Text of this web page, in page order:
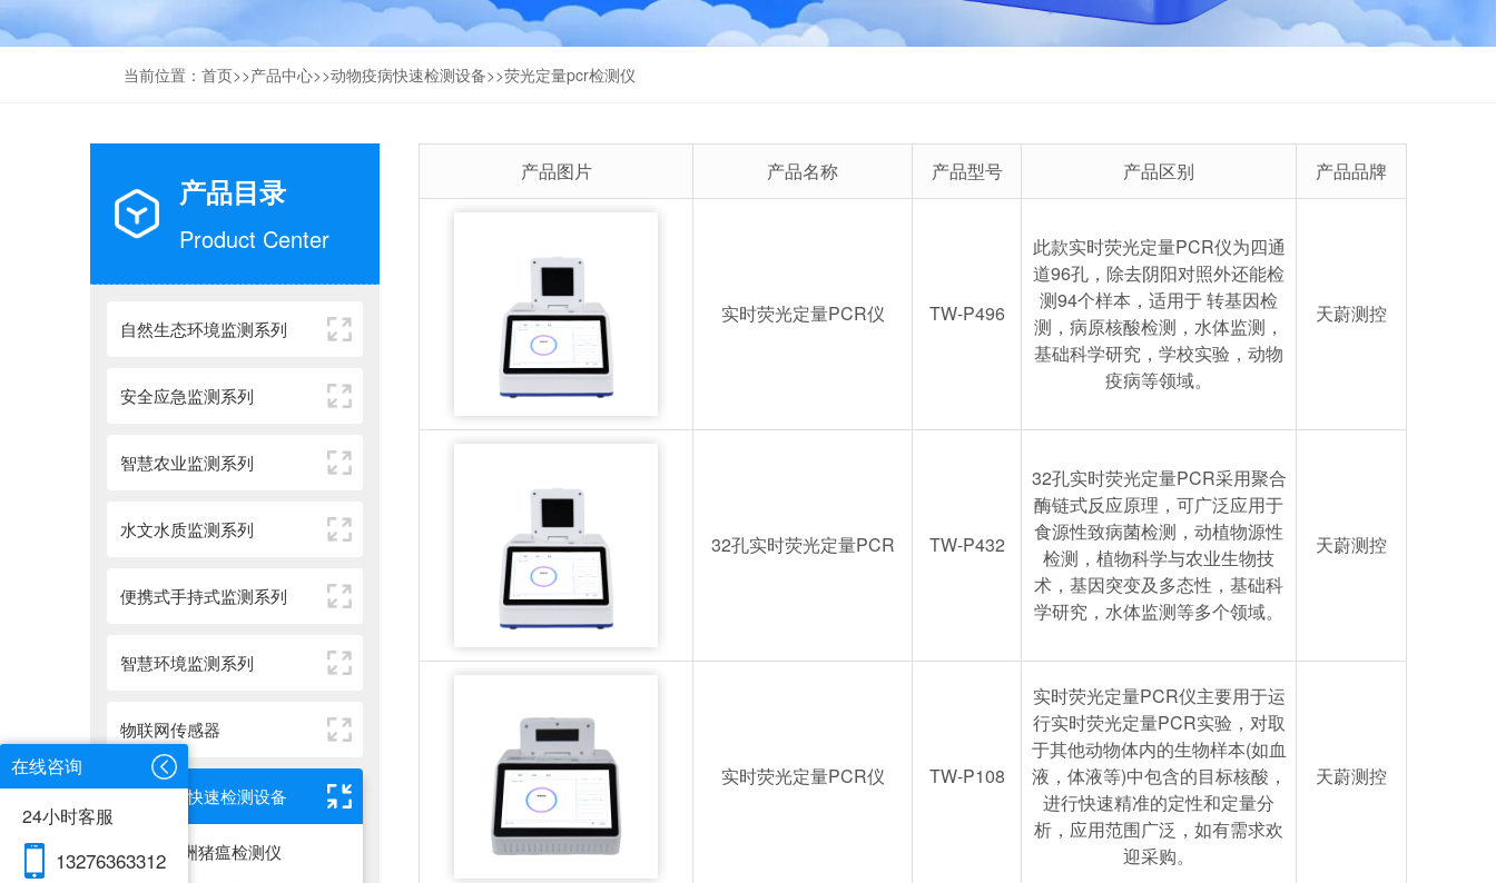
当前位置： 首页>>产品中心>>动物疫病快速检测设备>>荧光定量pcr检测仪
产品目录
Product Center
自然生态环境监测系列
安全应急监测系列
智慧农业监测系列
水文水质监测系列
便携式手持式监测系列
智慧环境监测系列
物联网传感器
动物疫病快速检测设备
非洲猪瘟检测仪
产品图片 产品名称 产品型号 产品区别 产品品牌
实时荧光定量PCR仪 TW-P496
此款实时荧光定量PCR仪为四通
道96孔，除去阴阳对照外还能检
测94个样本，适用于 转基因检
测，病原核酸检测，水体监测，
基础科学研究，学校实验，动物
疫病等领域。
天蔚测控
32孔实时荧光定量PCR TW-P432
32孔实时荧光定量PCR采用聚合
酶链式反应原理，可广泛应用于
食源性致病菌检测，动植物源性
检测，植物科学与农业生物技
术，基因突变及多态性，基础科
学研究，水体监测等多个领域。
天蔚测控
实时荧光定量PCR仪 TW-P108
实时荧光定量PCR仪主要用于运
行实时荧光定量PCR实验，对取
于其他动物体内的生物样本(如血
液，体液等)中包含的目标核酸，
进行快速精准的定性和定量分
析，应用范围广泛，如有需求欢
迎采购。
天蔚测控
在线咨询
24小时客服
13276363312